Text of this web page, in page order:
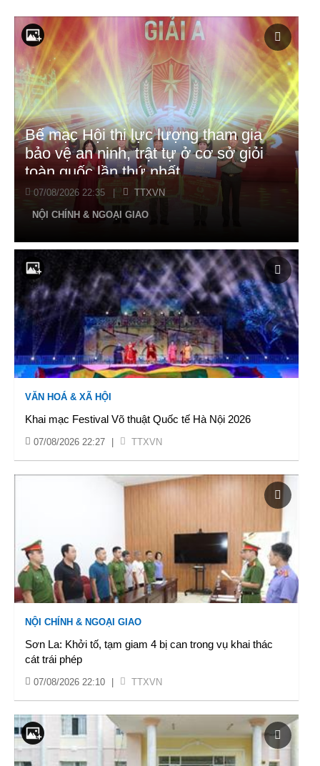
Bế mạc Hội thi lực lượng tham gia
bảo vệ an ninh, trật tự ở cơ sở giỏi
toàn quốc lần thứ nhất
07/08/2026 22:35 TTXVN
NỘI CHÍNH & NGOẠI GIAO
VĂN HOÁ & XÃ HỘI
Khai mạc Festival Võ thuật Quốc tế Hà Nội 2026
07/08/2026 22:27 TTXVN
NỘI CHÍNH & NGOẠI GIAO
Sơn La: Khởi tố, tạm giam 4 bị can trong vụ khai thác
cát trái phép
07/08/2026 22:10 TTXVN